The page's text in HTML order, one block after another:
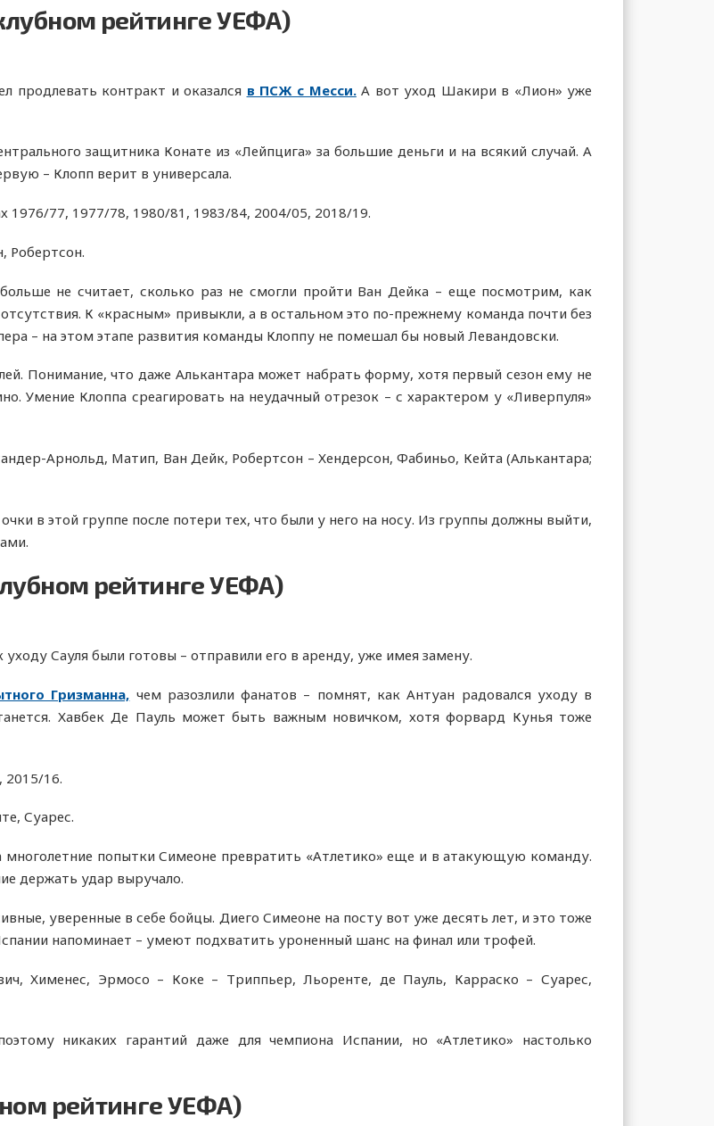
рейтинге УЕФА)
продлевать контракт и оказался в ПСЖ с Месси.А вот уход Шакири в «Лион» уже
защитника Конате из «Лейпцига» за большие деньги и на всякий случай. А
– Клопп верит в универсала.
1976/77, 1977/78, 1980/81, 1983/84, 2004/05, 2018/19.
Робертсон.
не считает, сколько раз не смогли пройти Ван Дейка – еще посмотрим, как
К «красным» привыкли, а в остальном это по-прежнему команда почти без
– на этом этапе развития команды Клоппу не помешал бы новый Левандовски.
Понимание, что даже Алькантара может набрать форму, хотя первый сезон ему не
Умение Клоппа среагировать на неудачный отрезок – с характером у «Ливерпуля»
Арнольд, Матип, Ван Дейк, Робертсон – Хендерсон, Фабиньо, Кейта (Алькантара;
в этой группе после потери тех, что были у него на носу. Из группы должны выйти,
рейтинге УЕФА)
уходу Сауля были готовы – отправили его в аренду, уже имея замену.
Гризманна, чем разозлили фанатов – помнят, как Антуан радовался уходу в
Хавбек Де Пауль может быть важным новичком, хотя форвард Кунья тоже
2015/16.
Суарес.
многолетние попытки Симеоне превратить «Атлетико» еще и в атакующую команду.
держать удар выручало.
уверенные в себе бойцы. Диего Симеоне на посту вот уже десять лет, и это тоже
напоминает – умеют подхватить уроненный шанс на финал или трофей.
Хименес, Эрмосо – Коке – Триппьер, Льоренте, де Пауль, Карраско – Суарес,
никаких гарантий даже для чемпиона Испании, но «Атлетико» настолько
рейтинге УЕФА)